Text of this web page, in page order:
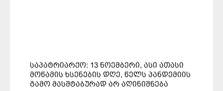
ᲡᲐᲞᲐᲢᲠᲘᲐᲠᲥᲝ: 13 ᲜᲝᲔᲛᲑᲔᲠᲘ, ᲐᲡᲘ ᲐᲗᲐᲡᲘ
ᲛᲝᲬᲐᲛᲘᲡ ᲮᲡᲔᲜᲔᲑᲘᲡ ᲓᲦᲔ, ᲬᲔᲚᲡ ᲞᲐᲜᲓᲔᲛᲘᲘᲡ
ᲒᲐᲛᲝ ᲛᲐᲡᲨᲢᲐᲑᲣᲠᲐᲓ ᲐᲠ ᲐᲦᲘᲜᲘᲨᲜᲔᲑᲐ